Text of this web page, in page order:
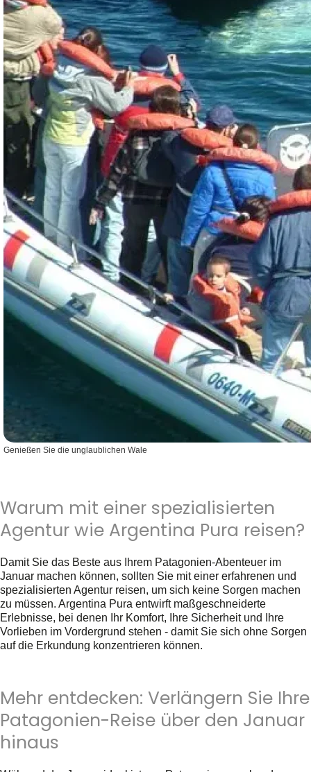
Genießen Sie die unglaublichen Wale
Warum mit einer spezialisierten
Agentur wie Argentina Pura reisen?
Damit Sie das Beste aus Ihrem Patagonien-Abenteuer im
Januar machen können, sollten Sie mit einer erfahrenen und
spezialisierten Agentur reisen, um sich keine Sorgen machen
zu müssen. Argentina Pura entwirft maßgeschneiderte
Erlebnisse, bei denen Ihr Komfort, Ihre Sicherheit und Ihre
Vorlieben im Vordergrund stehen - damit Sie sich ohne Sorgen
auf die Erkundung konzentrieren können.
Mehr entdecken: Verlängern Sie Ihre
Patagonien-Reise über den Januar
hinaus